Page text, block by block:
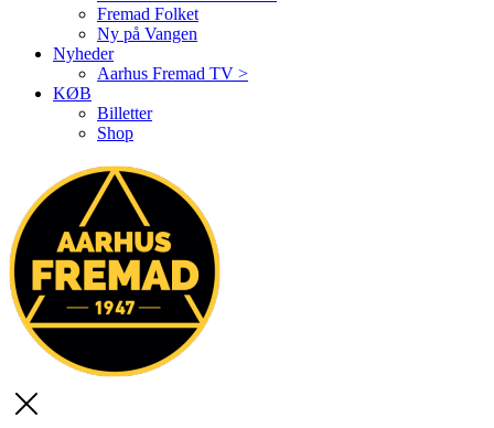
Fremad Folket
Ny på Vangen
Nyheder
Aarhus Fremad TV >
KØB
Billetter
Shop